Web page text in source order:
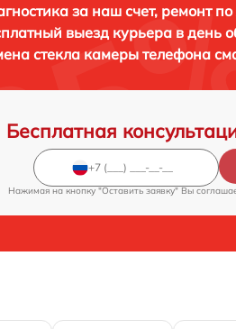
за наш счет, ремонт
выезд курьера в день
стекла камеры телефона
Бесплатная
Нажимая на кнопку "Оставить заявку" Вы